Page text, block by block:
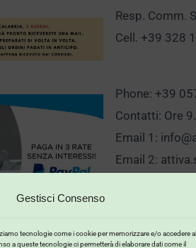
Gestisci Consenso
tecnologie come i cookie per memorizzare e/o accedere
a queste tecnologie ci permetterà di elaborare dati come il
Resp. Comm.
Cell. +39 328
Phone: +39
Contatti: Ore
Email 1:
Email 2:
Clicca qui per